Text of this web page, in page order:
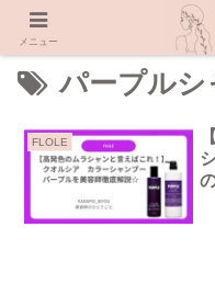
パープルシ
FLOLE
メニュー